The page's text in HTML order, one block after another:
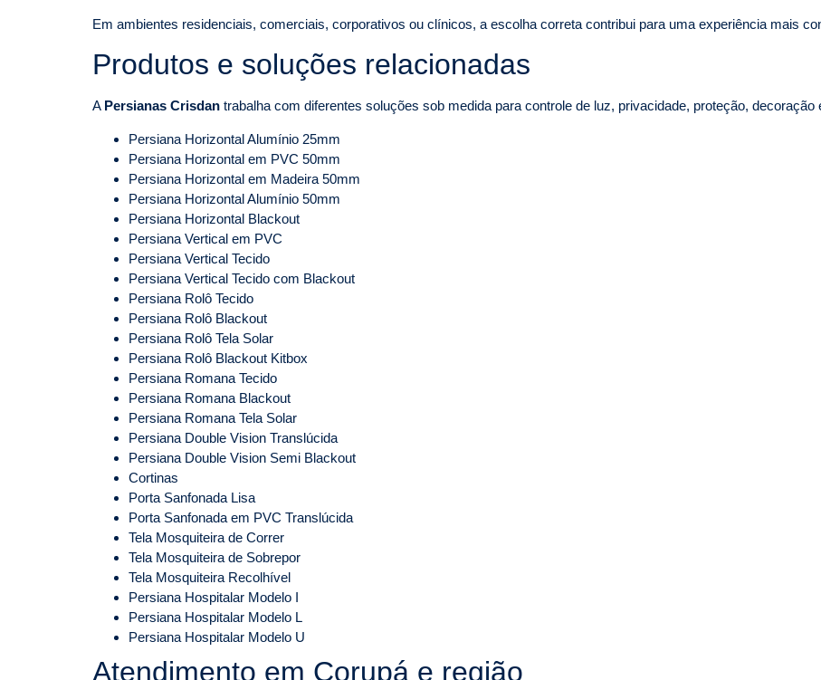
Em ambientes residenciais, comerciais, corporativos ou clínicos, a escolha correta contribui para uma experiência mais
Produtos e soluções relacionadas
A Persianas Crisdan trabalha com diferentes soluções sob medida para controle de luz, privacidade, proteção, decoração
Persiana Horizontal Alumínio 25mm
Persiana Horizontal em PVC 50mm
Persiana Horizontal em Madeira 50mm
Persiana Horizontal Alumínio 50mm
Persiana Horizontal Blackout
Persiana Vertical em PVC
Persiana Vertical Tecido
Persiana Vertical Tecido com Blackout
Persiana Rolô Tecido
Persiana Rolô Blackout
Persiana Rolô Tela Solar
Persiana Rolô Blackout Kitbox
Persiana Romana Tecido
Persiana Romana Blackout
Persiana Romana Tela Solar
Persiana Double Vision Translúcida
Persiana Double Vision Semi Blackout
Cortinas
Porta Sanfonada Lisa
Porta Sanfonada em PVC Translúcida
Tela Mosquiteira de Correr
Tela Mosquiteira de Sobrepor
Tela Mosquiteira Recolhível
Persiana Hospitalar Modelo I
Persiana Hospitalar Modelo L
Persiana Hospitalar Modelo U
Atendimento em Corupá e região